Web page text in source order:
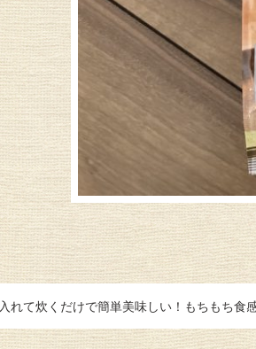
入れて炊くだけで簡単美味しい！もちもち食